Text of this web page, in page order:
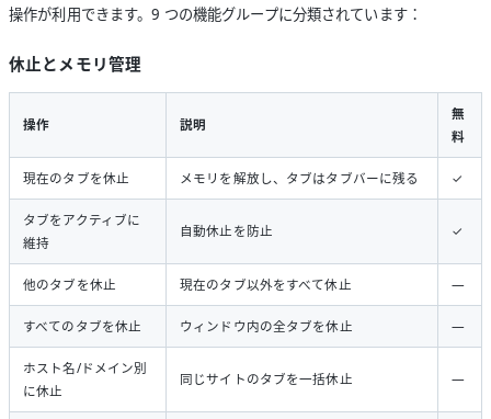
操作が利用できます。9 つの機能グループに分類されています：
休止とメモリ管理
操作 説明
無
料
現在のタブを休止 メモリを解放し、タブはタブバーに残る ✓
タブをアクティブに
維持
自動休止を防止 ✓
他のタブを休止 現在のタブ以外をすべて休止 —
すべてのタブを休止 ウィンドウ内の全タブを休止 —
ホスト名/ドメイン別
に休止
同じサイトのタブを一括休止 —